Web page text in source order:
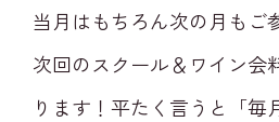
当月はもちろん次の月もご
次回のスクール＆ワイン会
ります！平たく言うと「毎